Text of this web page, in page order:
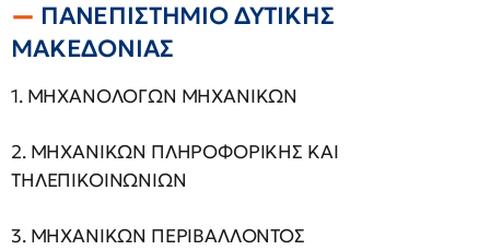
ΠΑΝΕΠΙΣΤΗΜΙΟ ΔΥΤΙΚΗΣ
ΜΑΚΕΔΟΝΙΑΣ
1. ΜΗΧΑΝΟΛΟΓΩΝ ΜΗΧΑΝΙΚΩΝ
2. ΜΗΧΑΝΙΚΩΝ ΠΛΗΡΟΦΟΡΙΚΗΣ ΚΑΙ
ΤΗΛΕΠΙΚΟΙΝΩΝΙΩΝ
3. ΜΗΧΑΝΙΚΩΝ ΠΕΡΙΒΑΛΛΟΝΤΟΣ